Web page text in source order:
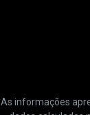
As informações